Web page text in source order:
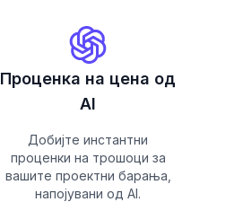
Проценка на цена од
AI
Добијте инстантни
проценки на трошоци за
вашите проектни барања,
напојувани од AI.